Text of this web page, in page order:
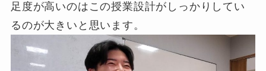
足度が高いのはこの授業設計がしっかりしてい
るのが大きいと思います。